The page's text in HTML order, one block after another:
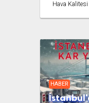
Hava Kalitesi
HABER